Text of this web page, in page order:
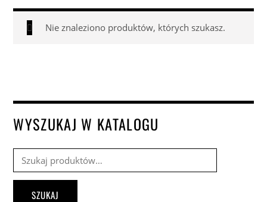
Nie znaleziono produktów, których szukasz.
WYSZUKAJ W KATALOGU
Szukaj:
SZUKAJ